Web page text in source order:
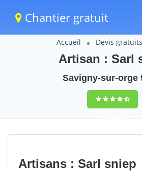
Chantier gratuit
Accueil Devis
Artisan : Sarl
Savigny-sur-orge
9,5(100%)82
votes
Artisans : Sarl sniep